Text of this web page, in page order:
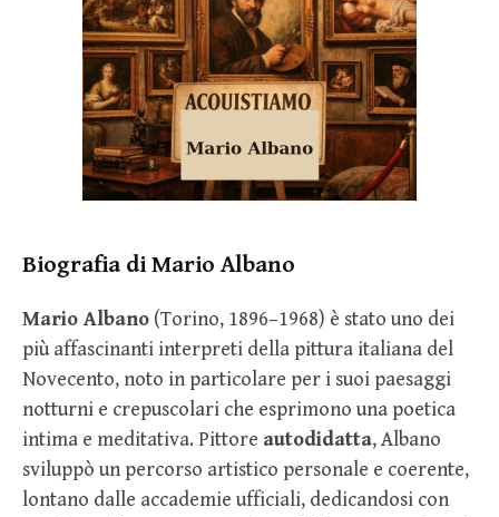
Biografia di Mario Albano
Mario Albano (Torino, 1896–1968) è stato uno dei
più affascinanti interpreti della pittura italiana del
Novecento, noto in particolare per i suoi paesaggi
notturni e crepuscolari che esprimono una poetica
intima e meditativa. Pittore autodidatta, Albano
sviluppò un percorso artistico personale e coerente,
lontano dalle accademie ufficiali, dedicandosi con